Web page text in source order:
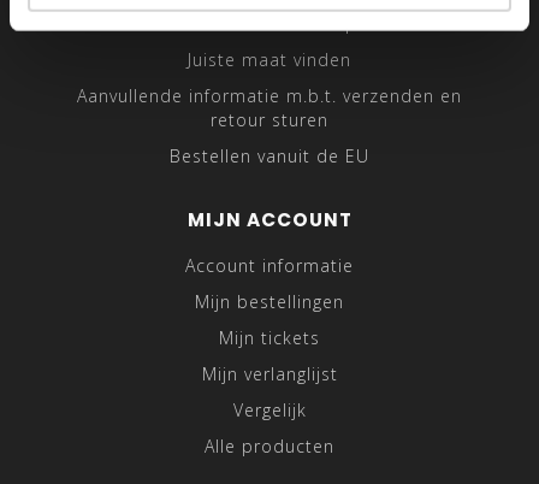
Juiste maat vinden
Aanvullende informatie m.b.t. verzenden en
retour sturen
Bestellen vanuit de EU
MIJN ACCOUNT
Account informatie
Mijn bestellingen
Mijn tickets
Mijn verlanglijst
Vergelijk
Alle producten